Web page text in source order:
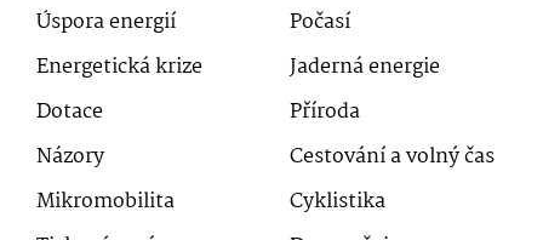
Úspora energií
Počasí
Energetická krize
Jaderná energie
Dotace
Příroda
Názory
Cestování a volný čas
Mikromobilita
Cyklistika